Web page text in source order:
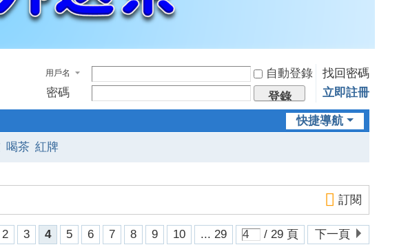
用戶名 自動登錄
找回密碼
密碼
登錄 立即註冊
快捷導航
喝茶 紅牌
訂閱
2 3 4 5 6 7 8 9 10 ... 29 / 29 頁 下一頁